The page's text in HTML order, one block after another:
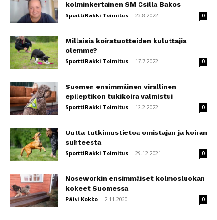
kolminkertainen SM Csilla Bakos
SporttiRakki Toimitus - 23.8.2022 0
Millaisia koiratuotteiden kuluttajia
olemme?
SporttiRakki Toimitus - 17.7.2022 0
Suomen ensimmäinen virallinen
epileptikon tukikoira valmistui
SporttiRakki Toimitus - 12.2.2022 0
Uutta tutkimustietoa omistajan ja koiran
suhteesta
SporttiRakki Toimitus - 29.12.2021 0
Noseworkin ensimmäiset kolmosluokan
kokeet Suomessa
Päivi Kokko - 2.11.2020 0